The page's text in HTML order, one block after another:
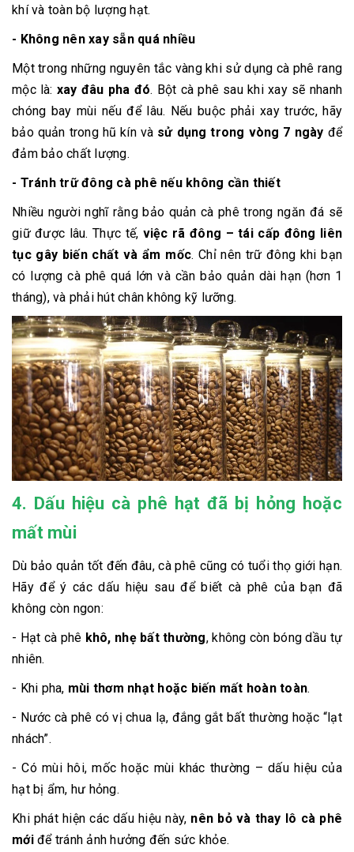
khí và toàn bộ lượng hạt.
- Không nên xay sẵn quá nhiều
Một trong những nguyên tắc vàng khi sử dụng cà phê rang
mộc là: xay đâu pha đó. Bột cà phê sau khi xay sẽ nhanh
chóng bay mùi nếu để lâu. Nếu buộc phải xay trước, hãy
bảo quản trong hũ kín và sử dụng trong vòng 7 ngày để
đảm bảo chất lượng.
- Tránh trữ đông cà phê nếu không cần thiết
Nhiều người nghĩ rằng bảo quản cà phê trong ngăn đá sẽ
giữ được lâu. Thực tế, việc rã đông – tái cấp đông liên
tục gây biến chất và ẩm mốc. Chỉ nên trữ đông khi bạn
có lượng cà phê quá lớn và cần bảo quản dài hạn (hơn 1
tháng), và phải hút chân không kỹ lưỡng.
4. Dấu hiệu cà phê hạt đã bị hỏng hoặc
mất mùi
Dù bảo quản tốt đến đâu, cà phê cũng có tuổi thọ giới hạn.
Hãy để ý các dấu hiệu sau để biết cà phê của bạn đã
không còn ngon:
- Hạt cà phê khô, nhẹ bất thường, không còn bóng dầu tự
nhiên.
- Khi pha, mùi thơm nhạt hoặc biến mất hoàn toàn.
- Nước cà phê có vị chua lạ, đắng gắt bất thường hoặc “lạt
nhách”.
- Có mùi hôi, mốc hoặc mùi khác thường – dấu hiệu của
hạt bị ẩm, hư hỏng.
Khi phát hiện các dấu hiệu này, nên bỏ và thay lô cà phê
mớiđể tránh ảnh hưởng đến sức khỏe.